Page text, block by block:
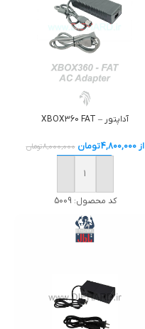
آداپتور – XBOX360 FAT
از4,800,000تومان 8,000,000تومان
خرید
کد محصول:5009